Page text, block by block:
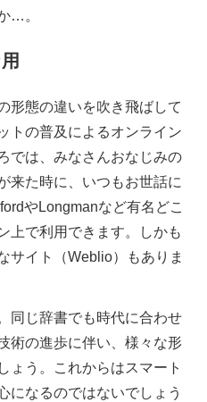
…。
形態の違いを吹き飛ばして
トの普及によるオンライン
では、みなさんおなじみの
来た時に、いつもお世話に
やLongmanなど有名どこ
上で利用できます。しかも
サイト（Weblio）もありま
同じ辞書でも時代に合わせ
術の進歩に伴い、様々な形
ょう。これからはスマート
になるのではないでしょう